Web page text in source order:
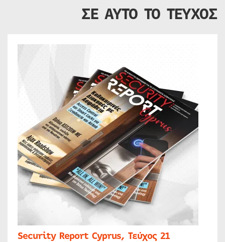
ΣΕ ΑΥΤΟ ΤΟ ΤΕΥΧΟΣ
Security Report Cyprus, Τεύχος 21